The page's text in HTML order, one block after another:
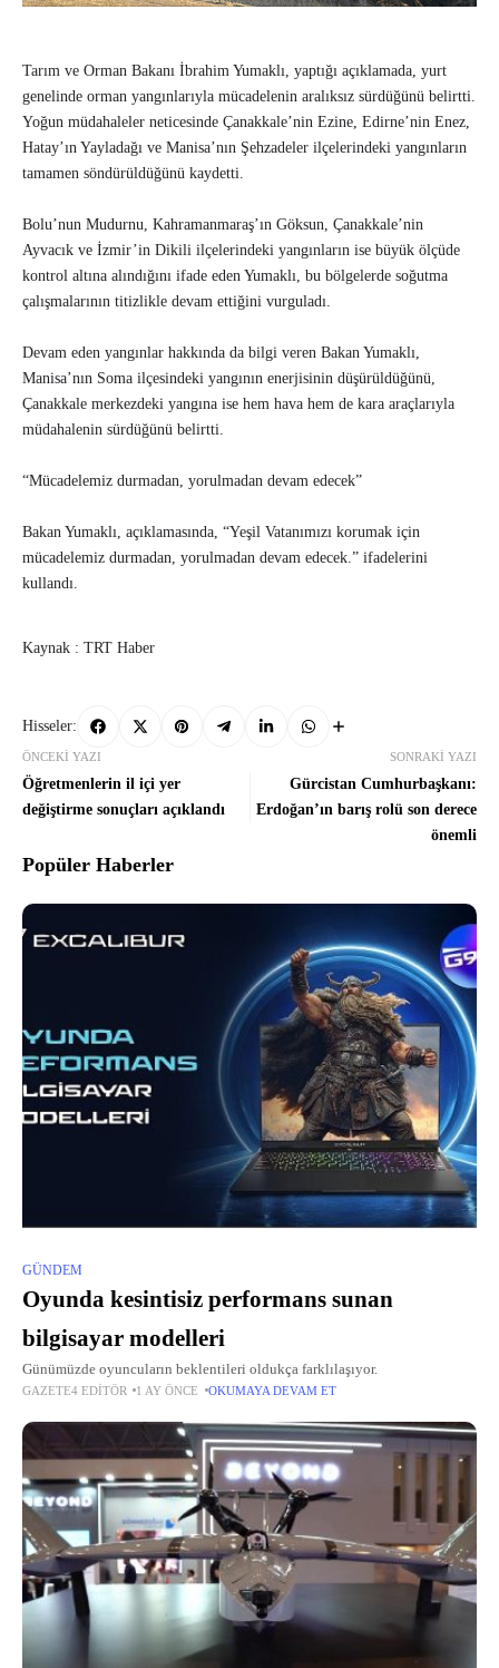
Tarım ve Orman Bakanı İbrahim Yumaklı, yaptığı açıklamada, yurt
genelinde orman yangınlarıyla mücadelenin aralıksız sürdüğünü belirtti.
Yoğun müdahaleler neticesinde Çanakkale’nin Ezine, Edirne’nin Enez,
Hatay’ın Yayladağı ve Manisa’nın Şehzadeler ilçelerindeki yangınların
tamamen söndürüldüğünü kaydetti.
Bolu’nun Mudurnu, Kahramanmaraş’ın Göksun, Çanakkale’nin
Ayvacık ve İzmir’in Dikili ilçelerindeki yangınların ise büyük ölçüde
kontrol altına alındığını ifade eden Yumaklı, bu bölgelerde soğutma
çalışmalarının titizlikle devam ettiğini vurguladı.
Devam eden yangınlar hakkında da bilgi veren Bakan Yumaklı,
Manisa’nın Soma ilçesindeki yangının enerjisinin düşürüldüğünü,
Çanakkale merkezdeki yangına ise hem hava hem de kara araçlarıyla
müdahalenin sürdüğünü belirtti.
“Mücadelemiz durmadan, yorulmadan devam edecek”
Bakan Yumaklı, açıklamasında, “Yeşil Vatanımızı korumak için
mücadelemiz durmadan, yorulmadan devam edecek.” ifadelerini
kullandı.
Kaynak : TRT Haber
Hisseler:
ÖNCEKI YAZI
Öğretmenlerin il içi yer
değiştirme sonuçları açıklandı
SONRAKI YAZI
Gürcistan Cumhurbaşkanı:
Erdoğan’ın barış rolü son derece
önemli
Popüler Haberler
GÜNDEM
Oyunda kesintisiz performans sunan
bilgisayar modelleri
Günümüzde oyuncuların beklentileri oldukça farklılaşıyor.
GAZETE4 EDITÖR 1 AY ÖNCE OKUMAYA DEVAM ET